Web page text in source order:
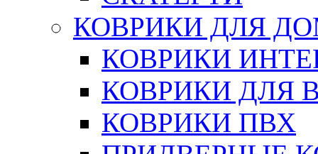
КОВРИКИ ДЛЯ
КОВРИКИ
КОВРИКИ ДЛЯ
КОВРИКИ ПВХ